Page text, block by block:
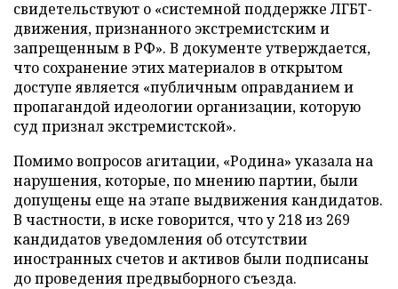
свидетельствуют о «системной поддержке ЛГБТ-
движения, признанного экстремистским и
запрещенным в РФ». В документе утверждается,
что сохранение этих материалов в открытом
доступе является «публичным оправданием и
пропагандой идеологии организации, которую
суд признал экстремистской».
Помимо вопросов агитации, «Родина» указала на
нарушения, которые, по мнению партии, были
допущены еще на этапе выдвижения кандидатов.
В частности, в иске говорится, что у 218 из 269
кандидатов уведомления об отсутствии
иностранных счетов и активов были подписаны
до проведения предвыборного съезда.